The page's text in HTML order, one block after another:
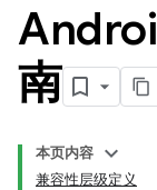
南
本页内容
兼容性层级定义